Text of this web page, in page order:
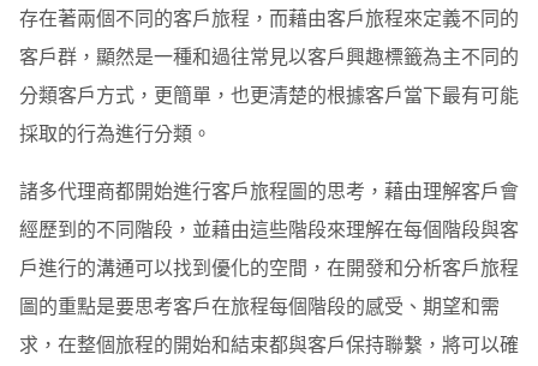
存在著兩個不同的客戶旅程，而藉由客戶旅程來定義不同的
客戶群，顯然是一種和過往常見以客戶興趣標籤為主不同的
分類客戶方式，更簡單，也更清楚的根據客戶當下最有可能
採取的行為進行分類。
諸多代理商都開始進行客戶旅程圖的思考，藉由理解客戶會
經歷到的不同階段，並藉由這些階段來理解在每個階段與客
戶進行的溝通可以找到優化的空間，在開發和分析客戶旅程
圖的重點是要思考客戶在旅程每個階段的感受、期望和需
求，在整個旅程的開始和結束都與客戶保持聯繫，將可以確